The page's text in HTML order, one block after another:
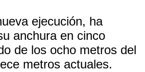
ejecución, ha
anchura en cinco
de los ocho metros del
metros actuales.